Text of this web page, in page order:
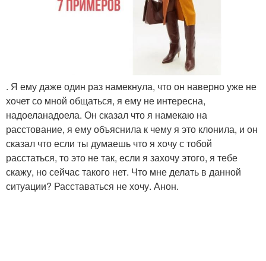
. Я ему даже один раз намекнула, что он наверно уже не
хочет со мной общаться, я ему не интересна,
надоеланадоела. Он сказал что я намекаю на
расстование, я ему объяснила к чему я это клонила, и он
сказал что если ты думаешь что я хочу с тобой
расстаться, то это не так, если я захочу этого, я тебе
скажу, но сейчас такого нет. Что мне делать в данной
ситуации? Расставаться не хочу. Анон.